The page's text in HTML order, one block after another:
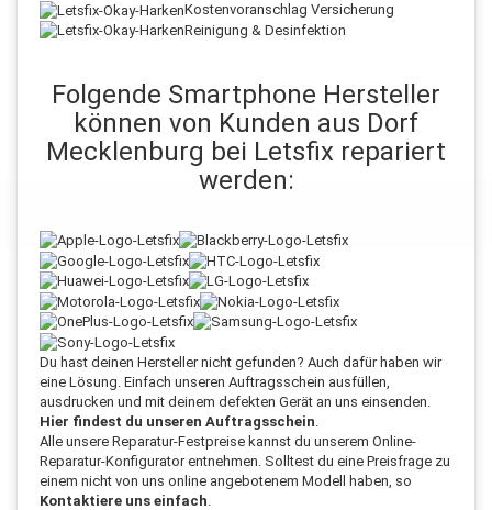
Kostenvoranschlag Versicherung
Reinigung & Desinfektion
Folgende Smartphone Hersteller
können von Kunden aus Dorf
Mecklenburg bei Letsfix repariert
werden:
Du hast deinen Hersteller nicht gefunden? Auch dafür haben wir
eine Lösung. Einfach unseren Auftragsschein ausfüllen,
ausdrucken und mit deinem defekten Gerät an uns einsenden.
Hier findest du unseren Auftragsschein
Alle unsere Reparatur-Festpreise kannst du unserem Online-
Reparatur-Konfigurator entnehmen. Solltest du eine Preisfrage zu
einem nicht von uns online angebotenem Modell haben, so
Kontaktiere uns einfach